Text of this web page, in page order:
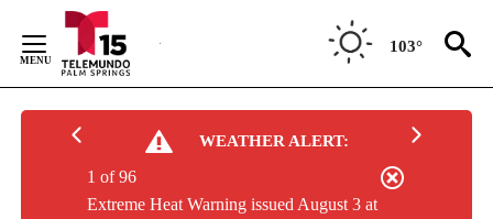
Content
103°
WEATHER ALERT:
Extreme Heat Warning issued August 3 at
1 of 96